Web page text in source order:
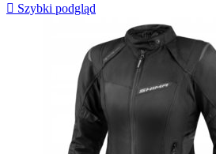
 Szybki podgląd